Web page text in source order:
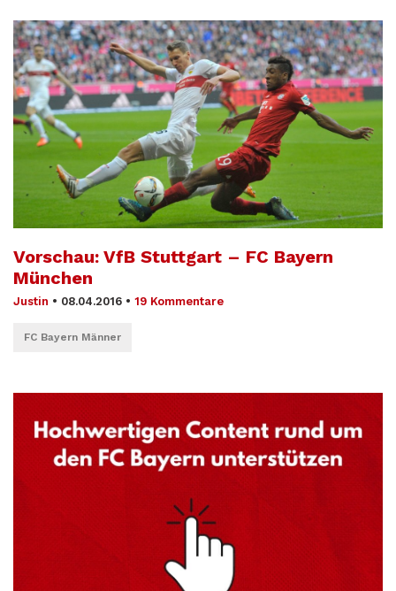
Vorschau: VfB Stuttgart – FC Bayern
München
Justin • 08.04.2016 • 19 Kommentare
FC Bayern Männer